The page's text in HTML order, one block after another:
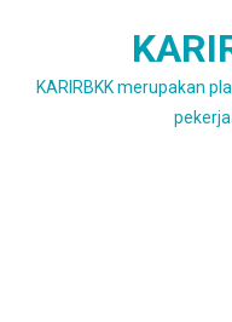
KARIRBKK merupakan